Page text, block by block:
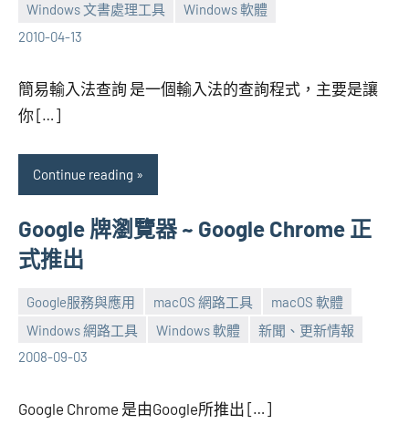
Windows 文書處理工具
Windows 軟體
2010-04-13
張
海
No
comments
簡易輸入法查詢 是一個輸入法的查詢程式，主要是讓
你 […]
Continue reading
Google 牌瀏覽器 ~ Google Chrome 正
式推出
Google服務與應用 macOS 網路工具
macOS 軟體
Windows 網路工具
Windows 軟體
新聞、更新情報
2008-09-03
張
海
No
comments
Google Chrome 是由Google所推出 […]